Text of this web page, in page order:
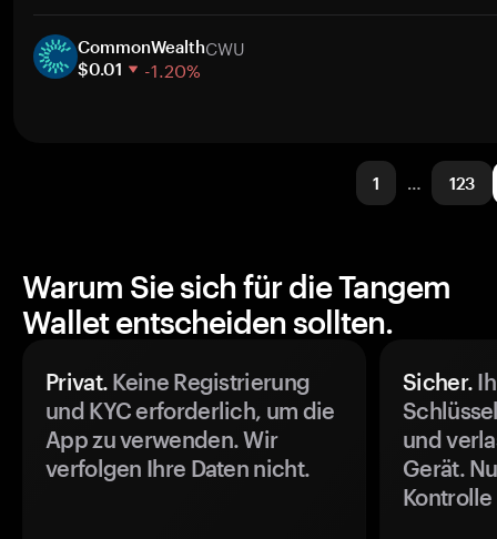
30 Tage
Marktkapitalisierung
CommonWealthCWU
$0.01 -1.20%
1 … 123
Warum Sie sich für die Tangem
Wallet entscheiden sollten.
Privat. Keine Registrierung
und KYC erforderlich, um die
App zu verwenden. Wir
verfolgen Ihre Daten nicht.
Sicher.
und
Gerät.